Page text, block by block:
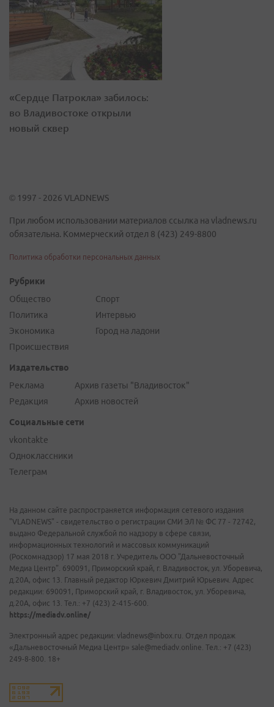
«Сердце Патрокла» забилось:
во Владивостоке открыли
новый сквер
© 1997 - 2026 VLADNEWS
При любом использовании материалов ссылка на vladnews.ru
обязательна. Коммерческий отдел 8 (423) 249-8800
Политика обработки персональных данных
Рубрики
Общество
Политика
Экономика
Происшествия
Спорт
Интервью
Город на ладони
Издательство
Реклама
Редакция
Архив газеты "Владивосток"
Архив новостей
Социальные сети
vkontakte
Одноклассники
Телеграм
На данном сайте распространяется информация сетевого издания
"VLADNEWS" - свидетельство о регистрации СМИ ЭЛ № ФС 77 - 72742,
выдано Федеральной службой по надзору в сфере связи,
информационных технологий и массовых коммуникаций
(Роскомнадзор) 17 мая 2018 г. Учредитель ООО "Дальневосточный
Медиа Центр". 690091, Приморский край, г. Владивосток, ул. Уборевича,
д.20А, офис 13. Главный редактор Юркевич Дмитрий Юрьевич. Адрес
редакции: 690091, Приморский край, г. Владивосток, ул. Уборевича,
д.20А, офис 13. Тел.: +7 (423) 2-415-600.
https://mediadv.online/
Электронный адрес редакции: vladnews@inbox.ru. Отдел продаж
«Дальневосточный Медиа Центр» sale@mediadv.online. Тел.: +7 (423)
249-8-800. 18+